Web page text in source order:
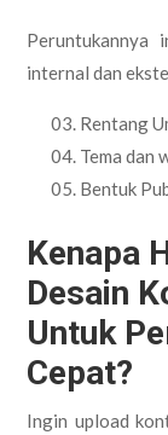
internal dan
Rentang
Tema dan
Bentuk
Kenapa
Desain
Untuk
Cepat?
Ingin upload